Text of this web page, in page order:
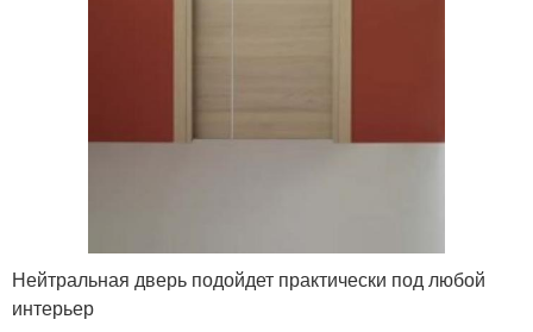
Нейтральная дверь подойдет практически под любой
интерьер